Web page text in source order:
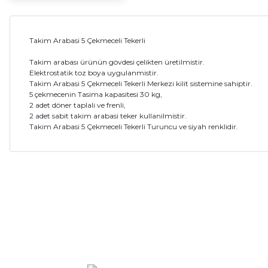
Takim Arabasi 5 Çekmeceli Tekerli
Takim arabası ürünün gövdesi çelikten üretilmistir.
Elektrostatik toz boya uygulanmistir.
Takim Arabasi 5 Çekmeceli Tekerli Merkezi kilit sistemine sahiptir.
5 çekmecenin Tasima kapasitesi 30 kg,
2 adet döner taplali ve frenli,
2 adet sabit takim arabasi teker kullanilmistir.
Takim Arabasi 5 Çekmeceli Tekerli Turuncu ve siyah renklidir.